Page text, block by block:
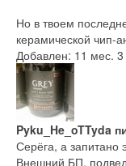
Но в твоем
керамической
Добавлен: 11 мес.
Pyku_He_oTTyda
Серёга, а запитано
Внешний БП,